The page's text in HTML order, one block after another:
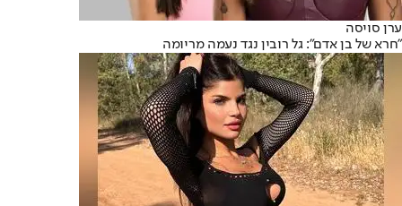
ערן סויסה
"חרא של בן אדם": גל רובין נגד נעמה מריומה